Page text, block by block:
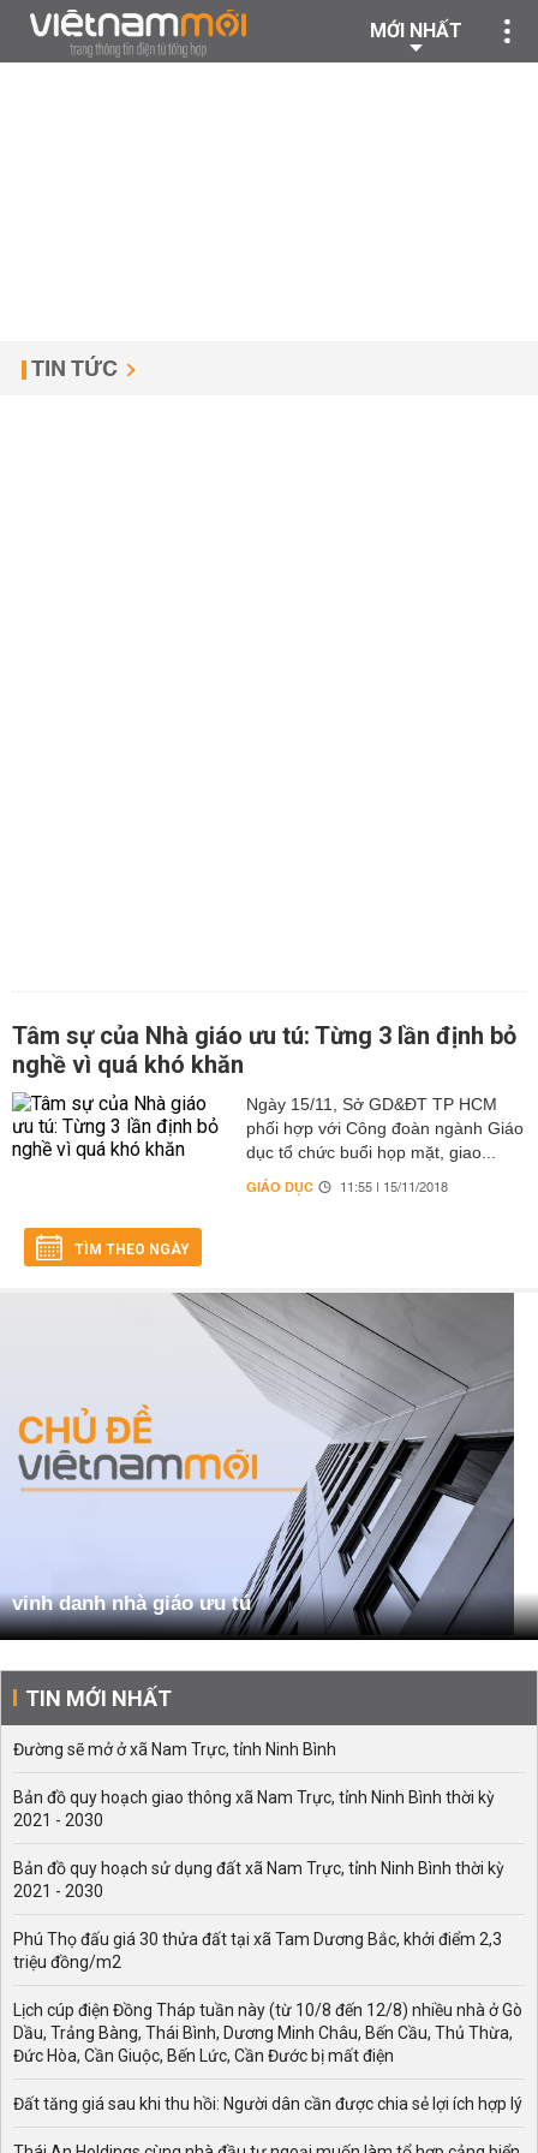
MỚI NHẤT
TIN TỨC
Tâm sự của Nhà giáo ưu tú: Từng 3 lần định bỏ
nghề vì quá khó khăn
Ngày 15/11, Sở GD&ĐT TP HCM
phối hợp với Công đoàn ngành Giáo
dục tổ chức buổi họp mặt, giao...
GIÁO DỤC 11:55 | 15/11/2018
TÌM THEO NGÀY
vinh danh nhà giáo ưu tú
TIN MỚI NHẤT
Đường sẽ mở ở xã Nam Trực, tỉnh Ninh Bình
Bản đồ quy hoạch giao thông xã Nam Trực, tỉnh Ninh Bình thời kỳ
2021 - 2030
Bản đồ quy hoạch sử dụng đất xã Nam Trực, tỉnh Ninh Bình thời kỳ
2021 - 2030
Phú Thọ đấu giá 30 thửa đất tại xã Tam Dương Bắc, khởi điểm 2,3
triệu đồng/m2
Lịch cúp điện Đồng Tháp tuần này (từ 10/8 đến 12/8) nhiều nhà ở Gò
Dầu, Trảng Bàng, Thái Bình, Dương Minh Châu, Bến Cầu, Thủ Thừa,
Đức Hòa, Cần Giuộc, Bến Lức, Cần Đước bị mất điện
Đất tăng giá sau khi thu hồi: Người dân cần được chia sẻ lợi ích hợp lý